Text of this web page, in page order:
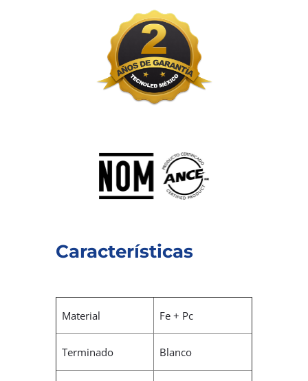
Características
Material Fe + Pc
Terminado Blanco